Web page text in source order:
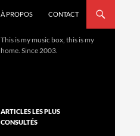
À PROPOS CONTACT
This is my music box, this is my
home. Since 2003.
ARTICLES LES PLUS
CONSULTÉS